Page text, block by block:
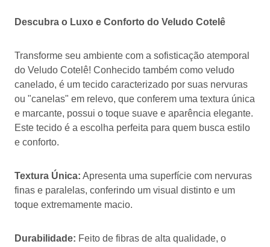
Descubra o Luxo e Conforto do Veludo Cotelê
Transforme seu ambiente com a sofisticação atemporal
do Veludo Cotelê! Conhecido também como veludo
canelado, é um tecido caracterizado por suas nervuras
ou "canelas" em relevo, que conferem uma textura única
e marcante, possui o toque suave e aparência elegante.
Este tecido é a escolha perfeita para quem busca estilo
e conforto.
Textura Única: Apresenta uma superfície com nervuras
finas e paralelas, conferindo um visual distinto e um
toque extremamente macio.
Durabilidade: Feito de fibras de alta qualidade, o